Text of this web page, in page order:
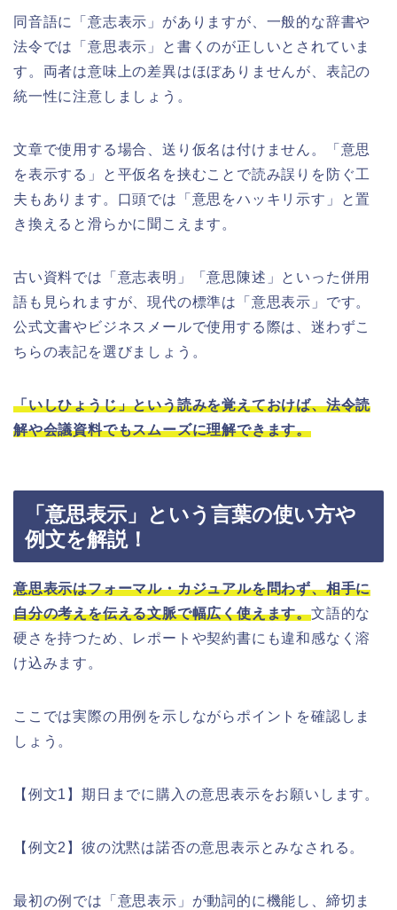
同音語に「意志表示」がありますが、一般的な辞書や
法令では「意思表示」と書くのが正しいとされていま
す。両者は意味上の差異はほぼありませんが、表記の
統一性に注意しましょう。
文章で使用する場合、送り仮名は付けません。「意思
を表示する」と平仮名を挟むことで読み誤りを防ぐ工
夫もあります。口頭では「意思をハッキリ示す」と置
き換えると滑らかに聞こえます。
古い資料では「意志表明」「意思陳述」といった併用
語も見られますが、現代の標準は「意思表示」です。
公式文書やビジネスメールで使用する際は、迷わずこ
ちらの表記を選びましょう。
「いしひょうじ」という読みを覚えておけば、法令読
解や会議資料でもスムーズに理解できます。
「意思表示」という言葉の使い方や
例文を解説！
意思表示はフォーマル・カジュアルを問わず、相手に
自分の考えを伝える文脈で幅広く使えます。文語的な
硬さを持つため、レポートや契約書にも違和感なく溶
け込みます。
ここでは実際の用例を示しながらポイントを確認しま
しょう。
【例文1】期日までに購入の意思表示をお願いします。
【例文2】彼の沈黙は諾否の意思表示とみなされる。
最初の例では「意思表示」が動詞的に機能し、締切ま